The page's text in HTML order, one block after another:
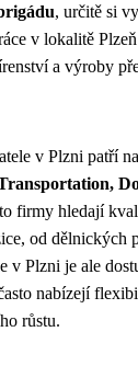
, určitě si
v lokalitě
a výroby
v Plzni patří
firmy hledají
od dělnických
v Plzni je ale
nabízejí
růstu.